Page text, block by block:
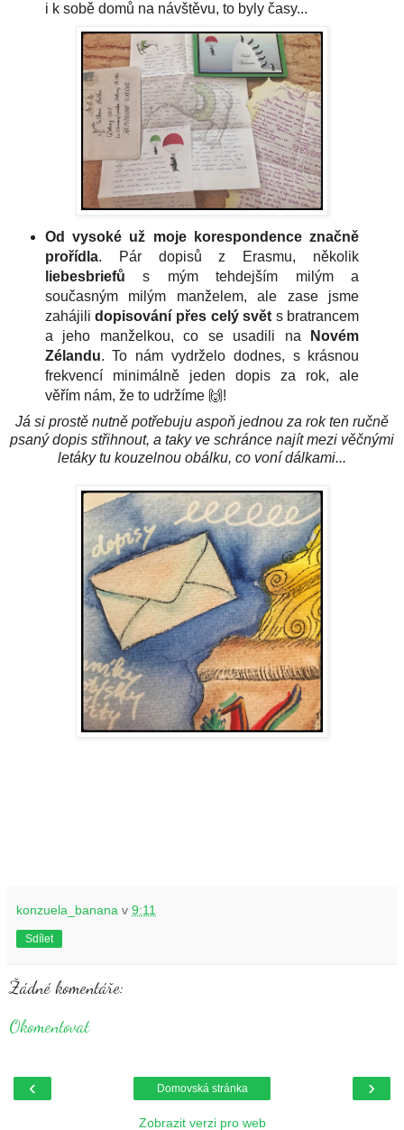
i k sobě domů na návštěvu, to byly časy...
Od vysoké už moje korespondence značně
prořídla. Pár dopisů z Erasmu, několik
liebesbriefůs mým tehdejším milým a
současným milým manželem, ale zase jsme
zahájilidopisování přes celý svět s bratrancem
a jeho manželkou, co se usadili na
Novém
Zélandu. To nám vydrželo dodnes, s krásnou
frekvencí minimálně jeden dopis za rok, ale
věřím nám, že to udržíme 🙌!
Já si prostě nutně potřebuju aspoň jednou za rok ten ručně
psaný dopis střihnout, a taky ve schránce najít mezi věčnými
letáky tu kouzelnou obálku, co voní dálkami...
konzuela_banana v 9:11
Sdílet
Žádné komentáře:
Okomentovat
‹ ›
Domovská stránka
Zobrazit verzi pro web